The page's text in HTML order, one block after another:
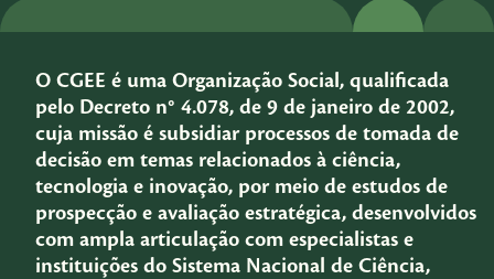
O CGEE é uma Organização Social, qualificada
pelo Decreto n° 4.078, de 9 de janeiro de 2002,
cuja missão é subsidiar processos de tomada de
decisão em temas relacionados à ciência,
tecnologia e inovação, por meio de estudos de
prospecção e avaliação estratégica, desenvolvidos
com ampla articulação com especialistas e
instituições do Sistema Nacional de Ciência,